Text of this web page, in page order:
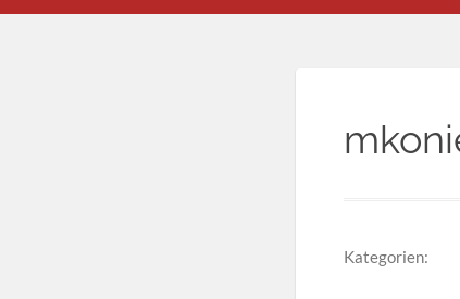
Kategorien: